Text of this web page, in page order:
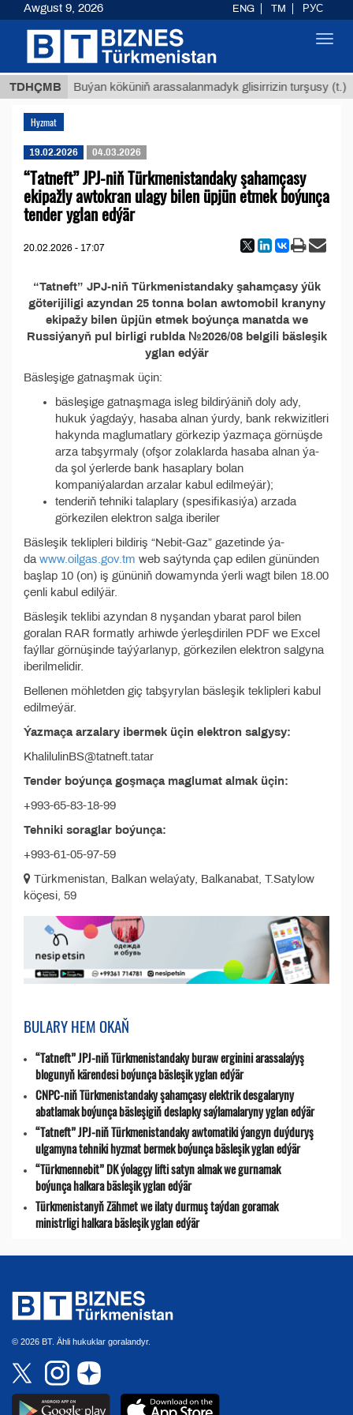
TDHÇMB
ТМТ Buýan köküniň arassalanmadyk glisirrizin turşusy (t.)
Hyzmat
19.02.2026 04.03.2026
“Tatneft” JPJ-niň Türkmenistandaky şahamçasy
ekipažly awtokran ulagy bilen üpjün etmek boýunça
tender yglan edýär
20.02.2026 - 17:07
“Tatneft” JPJ-niň Türkmenistandaky şahamçasy ýük
göterijiligi azyndan 25 tonna bolan awtomobil kranyny
ekipažy bilen üpjün etmek boýunça manatda we
Russiýanyň pul birligi rublda №2026/08 belgili bäsleşik
yglan edýär
Bäsleşige gatnaşmak üçin:
bäsleşige gatnaşmaga isleg bildirýäniň doly ady,
hukuk ýagdaýy, hasaba alnan ýurdy, bank rekwizitleri
hakynda maglumatlary görkezip ýazmaça görnüşde
arza tabşyrmaly (ofşor zolaklarda hasaba alnan ýa-
da şol ýerlerde bank hasaplary bolan
kompaniýalardan arzalar kabul edilmeýär);
tenderiň tehniki talaplary (spesifikasiýa) arzada
görkezilen elektron salga iberiler
Bäsleşik teklipleri bildiriş “Nebit-Gaz” gazetinde ýa-
da www.oilgas.gov.tm web saýtynda çap edilen gününden
başlap 10 (on) iş gününiň dowamynda ýerli wagt bilen 18.00
çenli kabul edilýär.
Bäsleşik teklibi azyndan 8 nyşandan ybarat parol bilen
goralan RAR formatly arhiwde ýerleşdirilen PDF we Excel
faýllar görnüşinde taýýarlanyp, görkezilen elektron salgyna
iberilmelidir.
Bellenen möhletden giç tabşyrylan bäsleşik teklipleri kabul
edilmeýär.
Ýazmaça arzalary ibermek üçin elektron salgysy:
KhalilulinBS@tatneft.tatar
Tender boýunça goşmaça maglumat almak üçin:
+993-65-83-18-99
Tehniki soraglar boýunça:
+993-61-05-97-59
Türkmenistan, Balkan welaýaty, Balkanabat, T.Satylow
köçesi, 59
BULARY HEM OKAŇ
“Tatneft” JPJ-niň Türkmenistandaky buraw erginini arassalaýyş
blogunyň kärendesi boýunça bäsleşik yglan edýär
CNPC-niň Türkmenistandaky şahamçasy elektrik desgalaryny
abatlamak boýunça bäsleşigiň deslapky saýlamalaryny yglan edýär
“Tatneft” JPJ-niň Türkmenistandaky awtomatiki ýangyn duýduryş
ulgamyna tehniki hyzmat bermek boýunça bäsleşik yglan edýär
“Türkmennebit” DK ýolagçy lifti satyn almak we gurnamak
boýunça halkara bäsleşik yglan edýär
Türkmenistanyň Zähmet we ilaty durmuş taýdan goramak
ministrligi halkara bäsleşik yglan edýär
© 2026 BT. Ähli hukuklar goralandyr.
Awgust 9, 2026 ENG TM РУС